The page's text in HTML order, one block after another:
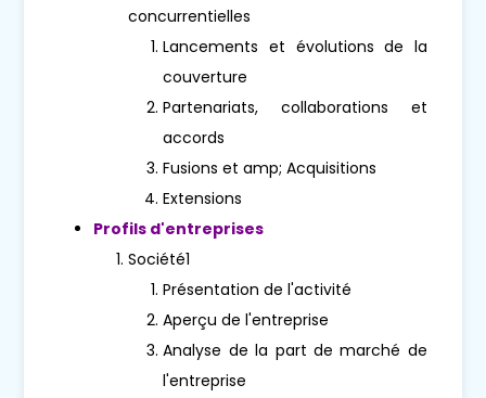
concurrentielles
Lancements et évolutions de la
couverture
Partenariats, collaborations et
accords
Fusions et amp; Acquisitions
Extensions
Profils d'entreprises
Société1
Présentation de l'activité
Aperçu de l'entreprise
Analyse de la part de marché de
l'entreprise